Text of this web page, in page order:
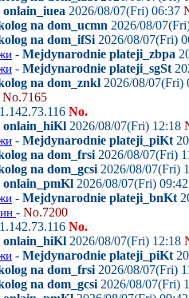
2026/08/07(Fri) 06:37
na dom_ucmn 2026/08/
na dom_ifSi 2026/08/07(Fri)
- Mejdynarodnie plateji_zbpa
- Mejdynarodnie plateji_sgSt
na dom_znkl 2026/08/07(Fri)
No.7165
No.
onlain_hiKl 2026/08/07(Fri) 12:18
- Mejdynarodnie plateji_piKt
na dom_frsi 2026/08/07(Fri)
na dom_gcsi 2026/08/07(Fri)
onlain_pmKl 2026/08/07(Fri) 09:42
- Mejdynarodnie plateji_bnKt
- No.7200
No.
onlain_hiKl 2026/08/07(Fri) 12:18
- Mejdynarodnie plateji_piKt
na dom_frsi 2026/08/07(Fri)
na dom_gcsi 2026/08/07(Fri)